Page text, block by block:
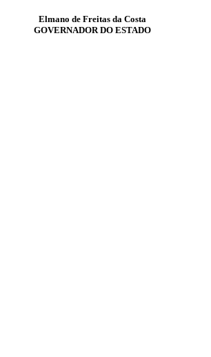
Elmano de Freitas da Costa
GOVERNADOR DO ESTADO